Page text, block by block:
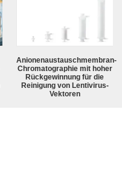
Anionenaustauschmembran-
Chromatographie mit hoher
Rückgewinnung für die
Reinigung von Lentivirus-
Vektoren